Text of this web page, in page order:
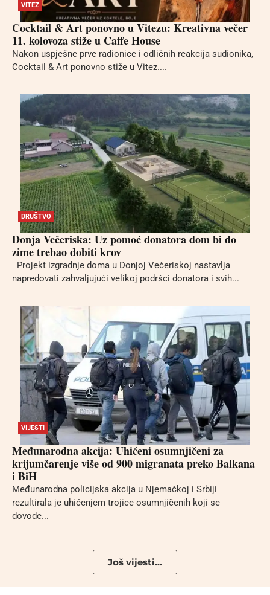
VITEZ
Cocktail & Art ponovno u Vitezu: Kreativna večer
11. kolovoza stiže u Caffe House
Nakon uspješne prve radionice i odličnih reakcija sudionika,
Cocktail & Art ponovno stiže u Vitez....
DRUŠTVO
Donja Večeriska: Uz pomoć donatora dom bi do
zime trebao dobiti krov
Projekt izgradnje doma u Donjoj Večeriskoj nastavlja
napredovati zahvaljujući velikoj podršci donatora i svih...
VIJESTI
Međunarodna akcija: Uhićeni osumnjičeni za
krijumčarenje više od 900 migranata preko Balkana
i BiH
Međunarodna policijska akcija u Njemačkoj i Srbiji
rezultirala je uhićenjem trojice osumnjičenih koji se
dovode...
Još vijesti...